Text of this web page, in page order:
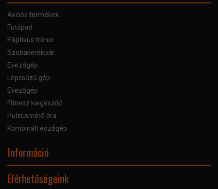
Akciós termékek
Futópad
Elliptikus tréner
Szobakerékpár
Evezőgép
Lépcsőző gép
Evezőgép
Fitnesz kiegészítő
Pulzusmérő óra
Kombinált edzőgép
Információ
Bankkártyás fizetés
Elérhetőségeink